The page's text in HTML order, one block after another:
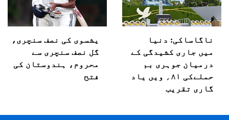
ناگاساکی: دنیا
میں جاری کشیدگی کے
درمیان جوہری بم
حملےکی ۸۱؍ ویں یاد
گاری تقریب
یشسوی کی نصف سنچری،
گل نصف سنچری سے
محروم، ہندوستان کی
فتح